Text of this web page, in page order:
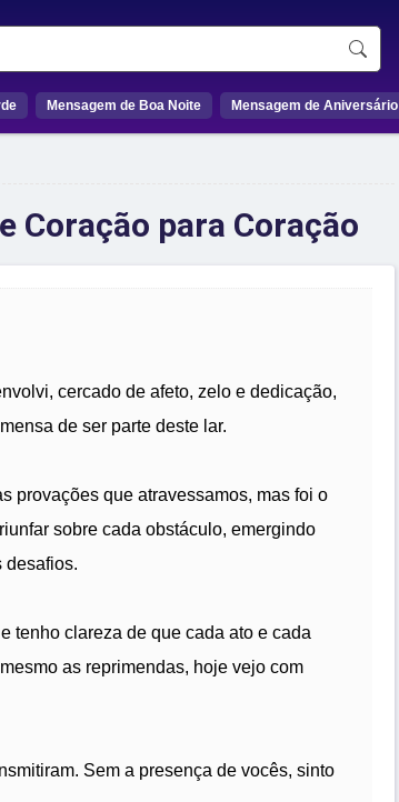
Mensagem de Boa Noite Mensagem de Aniversário
Coração para Coração
cercado de afeto, zelo e dedicação,
de ser parte deste lar.
provações que atravessamos, mas foi o
sobre cada obstáculo, emergindo
desafios.
tenho clareza de que cada ato e cada
as reprimendas, hoje vejo com
Sem a presença de vocês, sinto